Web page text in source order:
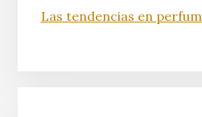
Las tendencias en